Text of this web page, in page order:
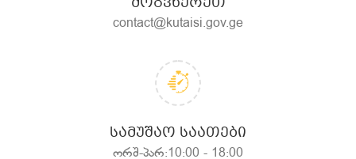
contact@kutaisi.gov.ge
ᲡᲐᲛᲣᲨᲐᲝ ᲡᲐᲐᲗᲔᲑᲘ
ორშ-პარ:10:00 - 18:00